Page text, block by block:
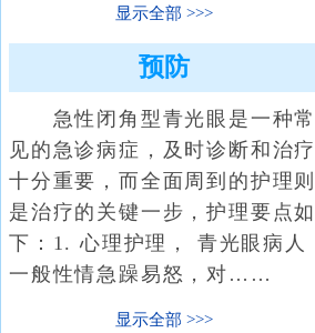
显示全部
预防
急性闭角型青光眼是一种常
见的急诊病症，及时诊断和治疗
十分重要，而全面周到的护理则
是治疗的关键一步，护理要点如
下：1. 心理护理， 青光眼病人
一般性情急躁易怒，对……
显示全部